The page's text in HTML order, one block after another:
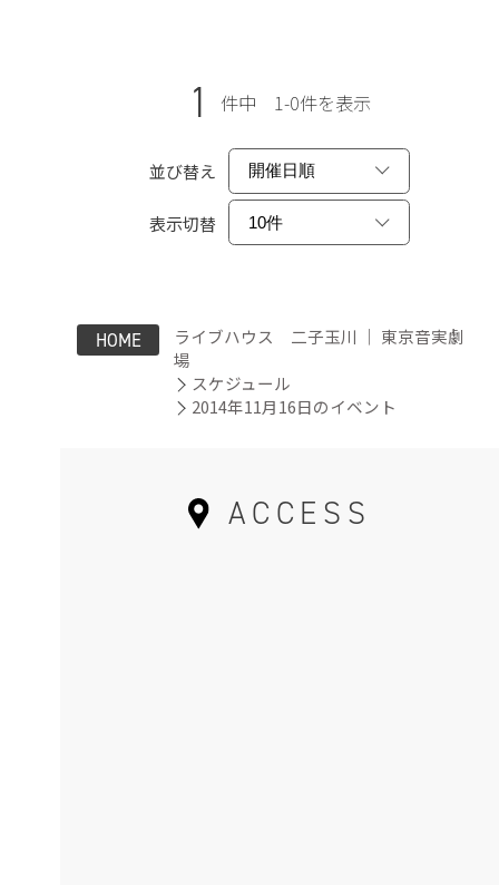
1 件中 1-0件を表示
並び替え
表示切替
HOME
ライブハウス 二子玉川 ｜ 東京音実劇
場
スケジュール
2014年11月16日のイベント
ACCESS